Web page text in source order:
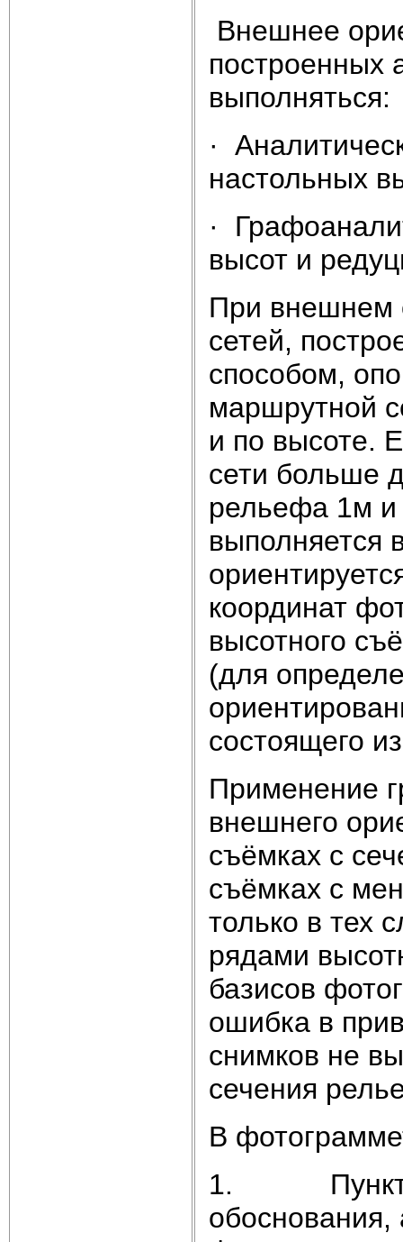
Внешнее
построенных
выполняться:
·
настольных
·
высот и
При внешнем
сетей,
способом,
маршрутной
и по высоте.
сети больше
рельефа 1м и
выполняется
координат
высотного
(для
состоящего
Применение
внешнего
съёмках с
съёмках с
только в тех
рядами
базисов
ошибка в
снимков не
сечения
В
1. Пункты